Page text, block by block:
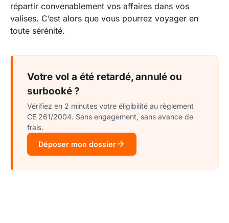
répartir convenablement vos affaires dans vos
valises. C’est alors que vous pourrez voyager en
toute sérénité.
Votre vol a été retardé, annulé ou
surbooké ?
Vérifiez en 2 minutes votre éligibilité au règlement
CE 261/2004. Sans engagement, sans avance de
frais.
Déposer mon dossier